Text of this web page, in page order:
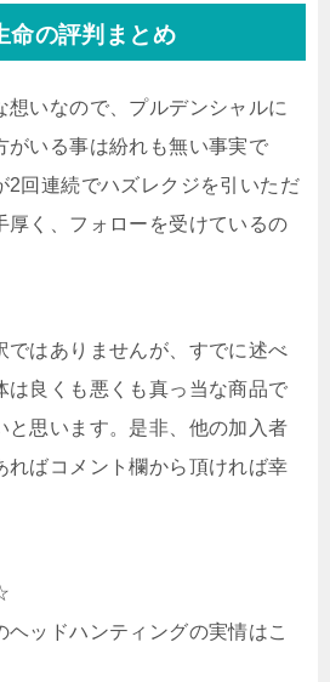
命の評判まとめ
想いなので、プルデンシャルに
がいる事は紛れも無い事実で
2回連続でハズレクジを引いただ
厚く、フォローを受けているの
ではありませんが、すでに述べ
は良くも悪くも真っ当な商品で
と思います。是非、他の加入者
ればコメント欄から頂ければ幸
ヘッドハンティングの実情はこ